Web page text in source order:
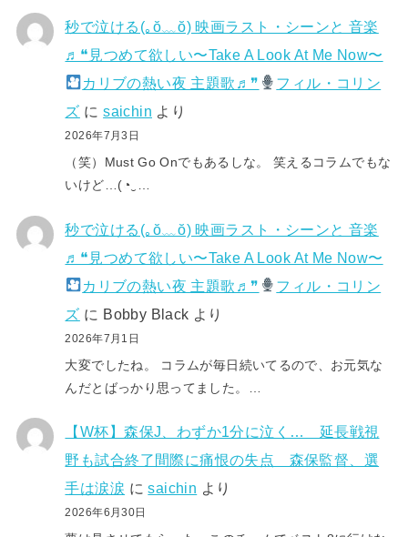
秒で泣ける(⁠｡⁠ŏ⁠﹏⁠ŏ⁠) 映画ラスト・シーンと 音楽
♬❝見つめて欲しい〜Take A Look At Me Now〜
カリブの熱い夜 主題歌♬❞
フィル・コリン
ズ にsaichin より
2026年7月3日
（笑）Must Go Onでもあるしな。 笑えるコラムでもな
いけど…(⁠◔⁠‿⁠…
秒で泣ける(⁠｡⁠ŏ⁠﹏⁠ŏ⁠) 映画ラスト・シーンと 音楽
♬❝見つめて欲しい〜Take A Look At Me Now〜
カリブの熱い夜 主題歌♬❞
フィル・コリン
ズ に Bobby Black より
2026年7月1日
大変でしたね。 コラムが毎日続いてるので、お元気な
んだとばっかり思ってました。…
【W杯】森保J、わずか1分に泣く… 延長戦視
野も試合終了間際に痛恨の失点 森保監督、選
手は涙涙 にsaichin より
2026年6月30日